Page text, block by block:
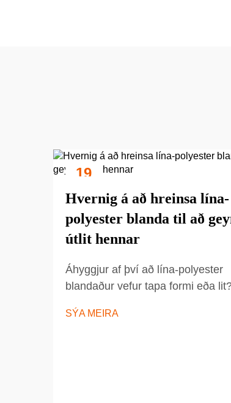
19
Hvernig á að hreinsa lína-
polyester blanda til að
útlit hennar
Áhyggjur af því að lína-polyester
blandaður vefur tapa formi eða
frísku, koma í veg fyrir rafi og
SÝA MEIRA